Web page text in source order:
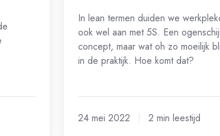
In lean termen duiden we
ook wel aan met 5S. Een
concept, maar wat oh zo moeilijk
in de praktijk. Hoe komt dat?
24 mei 2022 2 min leestijd